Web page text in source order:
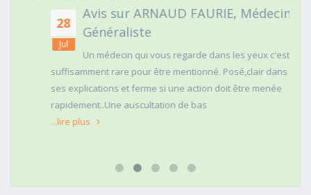
28
Avis sur ARNAUD FAURIE, Médecin
Généraliste
Un médecin qui vous regarde dans les yeux c'est
suffisamment rare pour être mentionné. Posé,clair dans
ses explications et ferme si une action doit être menée
rapidement..Une auscultation de bas
...lire plus